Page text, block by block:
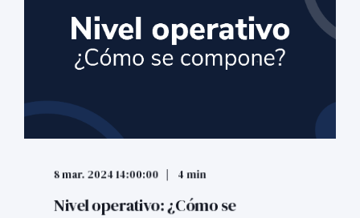
8 mar. 2024 14:00:00 4 min
Nivel operativo: ¿Cómo se